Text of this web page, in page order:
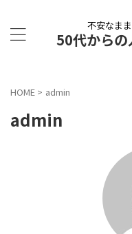
不安なま
50代から
HOME > admin
admin